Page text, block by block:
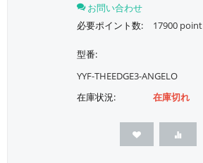
お問い合わせ
必要ポイント数:
17900 point
型番:
YYF-THEEDGE3-ANGELO
在庫状況:
在庫切れ